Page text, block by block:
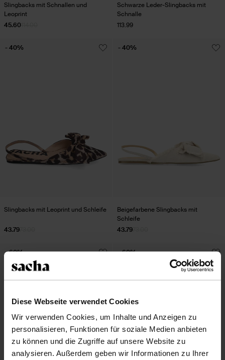
Diese Webseite verwendet Cookies
Wir verwenden Cookies, um Inhalte und Anzeigen zu
personalisieren, Funktionen für soziale Medien anbieten
zu können und die Zugriffe auf unsere Website zu
analysieren. Außerdem geben wir Informationen zu Ihrer
Slingbacks mit Schnallen und
Leoprint
45.60
Schwarze Leder-Slingbacks mit
Schnalle
113.99
Slingbacks mit Leoprint und Schleife
43.79
- 40%
Beigefarbene Slingbacks mit
Schleife
43.79
- 40%
- 60% - 60%